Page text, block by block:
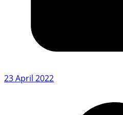
23 April 2022